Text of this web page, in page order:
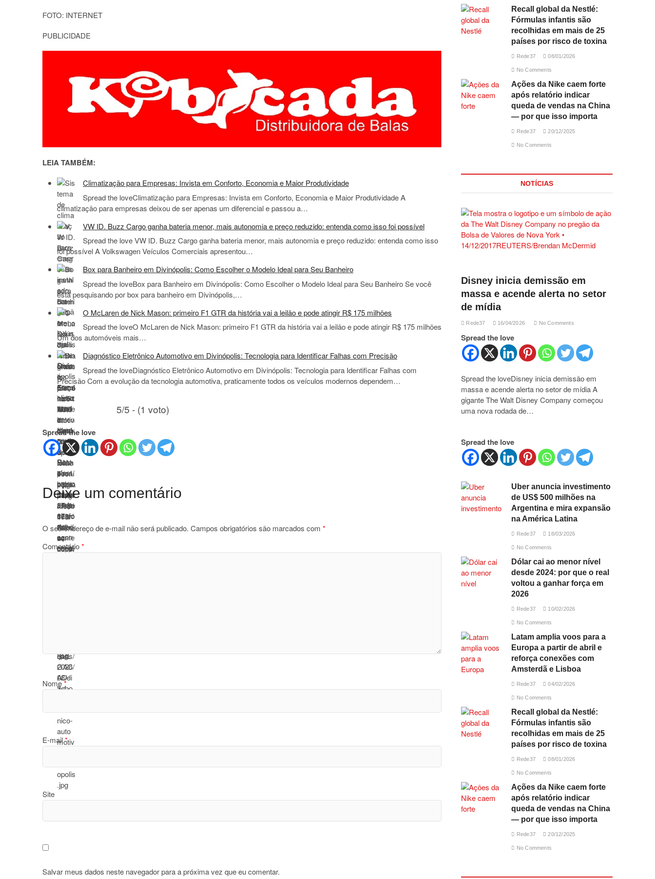
FOTO: INTERNET
PUBLICIDADE
LEIA TAMBÉM:
Climatização para Empresas: Invista em Conforto, Economia e Maior Produtividade
Spread the loveClimatização para Empresas: Invista em Conforto, Economia e Maior Produtividade A
climatização para empresas deixou de ser apenas um diferencial e passou a…
VW ID. Buzz Cargo ganha bateria menor, mais autonomia e preço reduzido: entenda como isso foi possível
Spread the love VW ID. Buzz Cargo ganha bateria menor, mais autonomia e preço reduzido: entenda como isso
foi possível A Volkswagen Veículos Comerciais apresentou…
Box para Banheiro em Divinópolis: Como Escolher o Modelo Ideal para Seu Banheiro
Spread the loveBox para Banheiro em Divinópolis: Como Escolher o Modelo Ideal para Seu Banheiro Se você
está pesquisando por box para banheiro em Divinópolis,…
O McLaren de Nick Mason: primeiro F1 GTR da história vai a leilão e pode atingir R$ 175 milhões
Spread the loveO McLaren de Nick Mason: primeiro F1 GTR da história vai a leilão e pode atingir R$ 175 milhões
Um dos automóveis mais…
Diagnóstico Eletrônico Automotivo em Divinópolis: Tecnologia para Identificar Falhas com Precisão
Spread the loveDiagnóstico Eletrônico Automotivo em Divinópolis: Tecnologia para Identificar Falhas com
Precisão Com a evolução da tecnologia automotiva, praticamente todos os veículos modernos dependem…
5/5 - (1 voto)
Spread the love
Deixe um comentário
O seu endereço de e-mail não será publicado. Campos obrigatórios são marcados com *
Comentário*
Nome*
E-mail*
Site
Salvar meus dados neste navegador para a próxima vez que eu comentar.
Recall global da Nestlé:
Fórmulas infantis são
recolhidas em mais de 25
países por risco de toxina
Rede37 08/01/2026
No Comments
Ações da Nike caem forte
após relatório indicar
queda de vendas na China
— por que isso importa
Rede37 20/12/2025
No Comments
NOTÍCIAS
Disney inicia demissão em
massa e acende alerta no setor
de mídia
Rede37 16/04/2026 No Comments
Spread the love
Spread the loveDisney inicia demissão em
massa e acende alerta no setor de mídia A
gigante The Walt Disney Company começou
uma nova rodada de…
Spread the love
Uber anuncia investimento
de US$ 500 milhões na
Argentina e mira expansão
na América Latina
Rede37 18/03/2026
No Comments
Dólar cai ao menor nível
desde 2024: por que o real
voltou a ganhar força em
2026
Rede37 10/02/2026
No Comments
Latam amplia voos para a
Europa a partir de abril e
reforça conexões com
Amsterdã e Lisboa
Rede37 04/02/2026
No Comments
Recall global da Nestlé:
Fórmulas infantis são
recolhidas em mais de 25
países por risco de toxina
Rede37 08/01/2026
No Comments
Ações da Nike caem forte
após relatório indicar
queda de vendas na China
— por que isso importa
Rede37 20/12/2025
No Comments